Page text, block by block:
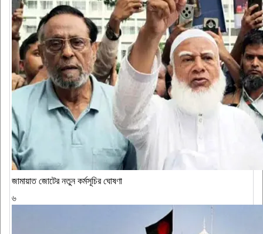
জামায়াত জোটের নতুন কর্মসূচির ঘোষণা
৬